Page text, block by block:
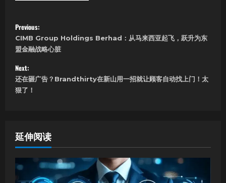
P
o
s
t
a
v
i
Previous:
CIMB Group Holdings Berhad：从马来西亚起飞，跃升为东
盟金融战略心脏
Next:
还在砸广告？Brandthirty在新山用一招就让顾客自动找上门！太
狠了！
延伸阅读